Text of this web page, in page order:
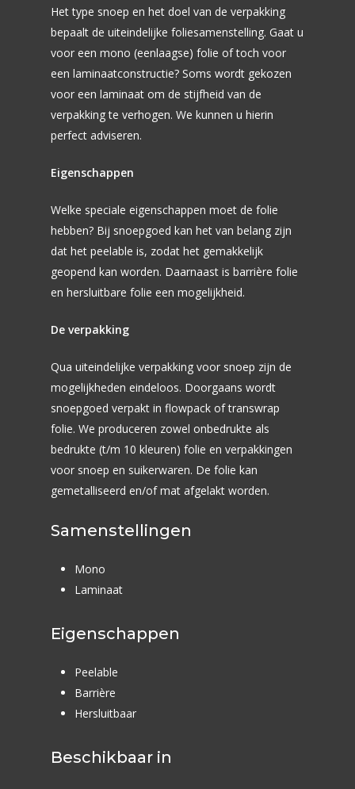
Het type snoep en het doel van de verpakking
bepaalt de uiteindelijke foliesamenstelling. Gaat u
voor een mono (eenlaagse) folie of toch voor
een laminaatconstructie? Soms wordt gekozen
voor een laminaat om de stijfheid van de
verpakking te verhogen. We kunnen u hierin
perfect adviseren.
Eigenschappen
Welke speciale eigenschappen moet de folie
hebben? Bij snoepgoed kan het van belang zijn
dat het peelable is, zodat het gemakkelijk
geopend kan worden. Daarnaast is barrière folie
en hersluitbare folie een mogelijkheid.
De verpakking
Qua uiteindelijke verpakking voor snoep zijn de
mogelijkheden eindeloos. Doorgaans wordt
snoepgoed verpakt in flowpack of transwrap
folie. We produceren zowel onbedrukte als
bedrukte (t/m 10 kleuren) folie en verpakkingen
voor snoep en suikerwaren. De folie kan
gemetalliseerd en/of mat afgelakt worden.
Samenstellingen
Mono
Laminaat
Eigenschappen
Peelable
Barrière
Hersluitbaar
Beschikbaar in
Flexodrukkerij
Druktechnieken
Smart Digital Flexo
Productieprocessen
Lamineren
Rollen of vellen
Perforeren en
Warehouse en
Marktsegmenten
Groente & fruit
Vis, Schaal- en
Brood en Banket
Snoep en Suikerwaren
Kant-en-klaar
IJs
Soepen en Sauzen
Petfood
Non Food
Foliesoorten
BOPP
PA Polyamide
PET
Topseal Folie
Flowpack folie
Quadro Seal
Doypack
Inpakpapier
Home
Over ons
Vacatures
Duurzaamheid & MVO
Webcenter
Contact
Nieuwsbrief